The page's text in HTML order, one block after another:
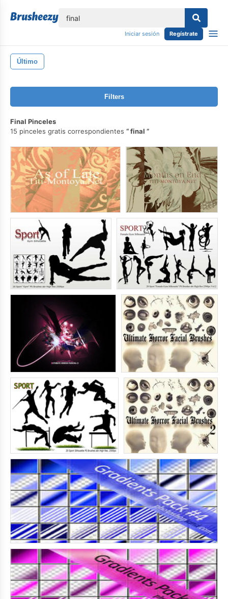
Iniciar sesión Regístrate
Último
Filters
Final Pinceles
15 pinceles gratis correspondientes
final